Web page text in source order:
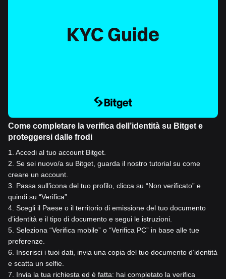
Come completare la verifica dell’identità su Bitget e
proteggersi dalle frodi
1
Accedi al tuo account Bitget.
2 Se sei nuovo/a su Bitget, guarda il nostro tutorial su come
creare un account.
3
Passa sull’icona del tuo profilo, clicca su “Non verificato” e
quindi su “Verifica”.
4 Scegli il Paese o il territorio di emissione del tuo documento
d’identità e il tipo di documento e segui le istruzioni.
5 Seleziona “Verifica mobile” o “Verifica PC” in base alle tue
preferenze.
6
Inserisci i tuoi dati, invia una copia del tuo documento d’identità
e scatta un selfie.
7
Invia la tua richiesta ed è fatta: hai completato la verifica